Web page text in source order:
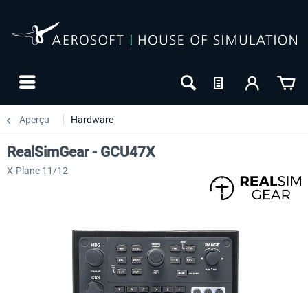
Aperçu Hardware
RealSimGear - GCU47X
X-Plane 11/12